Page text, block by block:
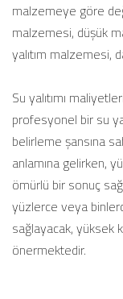
malzemeye göre
malzemesi, düşük
yalıtım malzemesi,
Su yalıtımı
profesyonel bir su
belirleme şansına
anlamına gelirken,
ömürlü bir sonuç
yüzlerce veya
sağlayacak, yüksek
önermektedir.